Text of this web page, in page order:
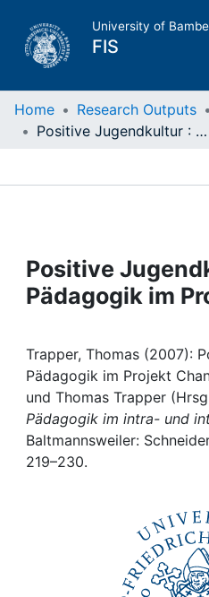
University of
FIS
Home
Projects
People
Institutions
Awards
My FIS
Home Research Outputs
Positive Jugendkultur : Pädagogik im Projekt Chance
Positive
Pädagogik im
Trapper, Thomas (2007):
Pädagogik im Projekt
und Thomas Trapper
Pädagogik im intra- und
Baltmannsweiler:
219–230.